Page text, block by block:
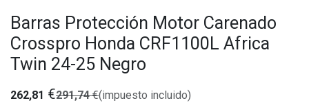
Barras Protección Motor Carenado
Crosspro Honda CRF1100L Africa
Twin 24-25 Negro
262,81 €291,74€(impuesto incluido)